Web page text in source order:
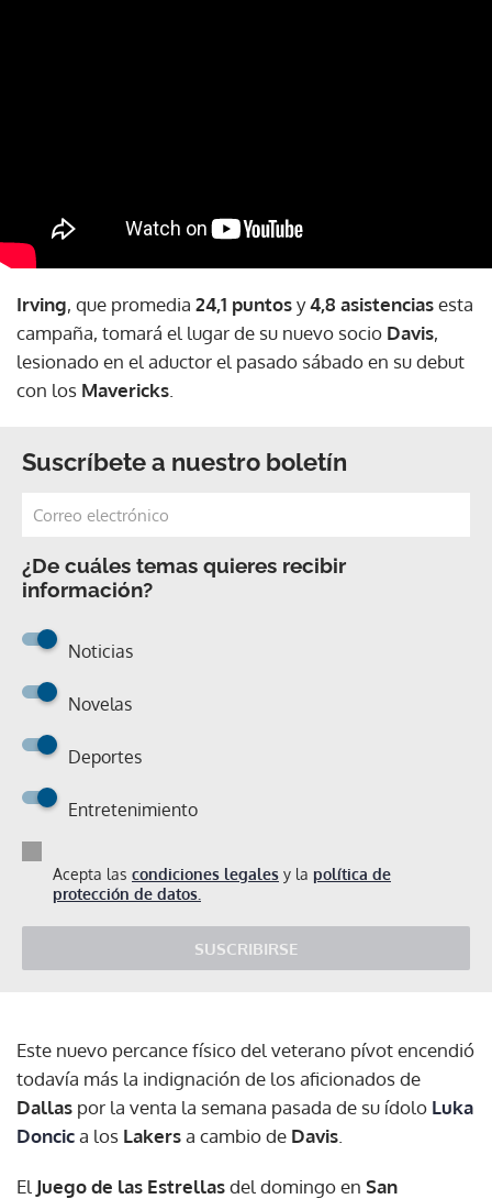
Irving, que promedia 24,1 puntosy4,8 asistenciasesta
campaña, tomará el lugar de su nuevo socio Davis,
lesionado en el aductor el pasado sábado en su debut
con los Mavericks
Suscríbete a nuestro boletín
¿De cuáles temas quieres recibir
información?
Noticias
Novelas
Deportes
Entretenimiento
Acepta las condiciones legales y la política de
protección de datos.
SUSCRIBIRSE
Este nuevo percance físico del veterano pívot encendió
todavía más la indignación de los aficionados de
Dallas por la venta la semana pasada de su ídolo Luka
Doncica los Lakersa cambio de Davis
El Juego de las Estrellasdel domingo en San